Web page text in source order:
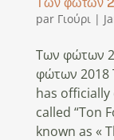
par Γιούρι|
Των φώτων
φώτων 2018
has
called “Ton
known as «